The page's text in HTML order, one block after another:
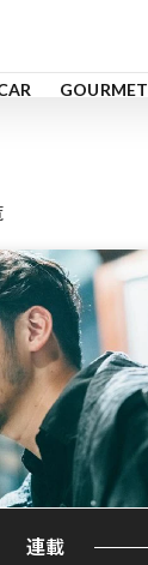
GOURMET
連載